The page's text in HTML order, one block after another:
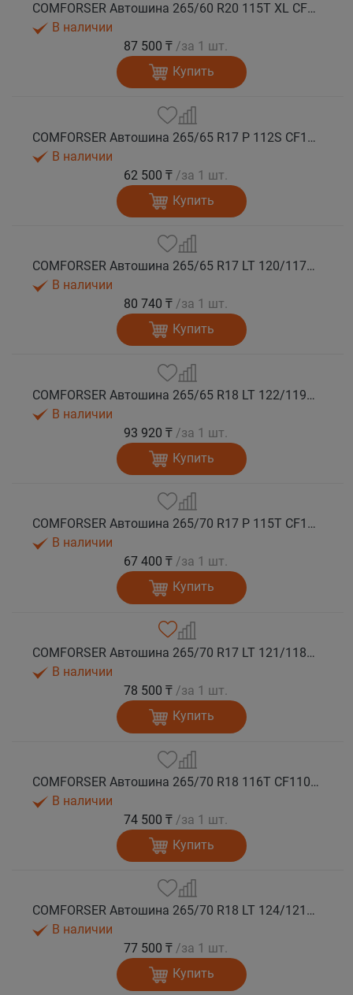
COMFORSER Автошина 265/60 R20 115T XL CF1100 RWL лето
В наличии
87 500 ₸ /за 1 шт.
Купить
COMFORSER Автошина 265/65 R17 P 112S CF1100 RWL лето
В наличии
62 500 ₸ /за 1 шт.
Купить
COMFORSER Автошина 265/65 R17 LT 120/117S CF1100 10PR RWL лето
В наличии
80 740 ₸ /за 1 шт.
Купить
COMFORSER Автошина 265/65 R18 LT 122/119S CF1100 10PR RWL лето
В наличии
93 920 ₸ /за 1 шт.
Купить
COMFORSER Автошина 265/70 R17 P 115T CF1100 RWL лето
В наличии
67 400 ₸ /за 1 шт.
Купить
COMFORSER Автошина 265/70 R17 LT 121/118R CF1100 10PR RWL лето
В наличии
78 500 ₸ /за 1 шт.
Купить
COMFORSER Автошина 265/70 R18 116T CF1100 RWL лето
В наличии
74 500 ₸ /за 1 шт.
Купить
COMFORSER Автошина 265/70 R18 LT 124/121S CF1100 10PR RWL лето
В наличии
77 500 ₸ /за 1 шт.
Купить